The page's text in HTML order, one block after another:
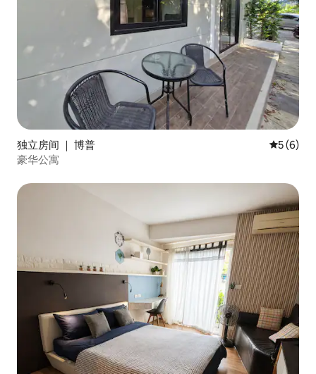
独立房间 ｜ 博普 平均评分
5 (6)
豪华公寓